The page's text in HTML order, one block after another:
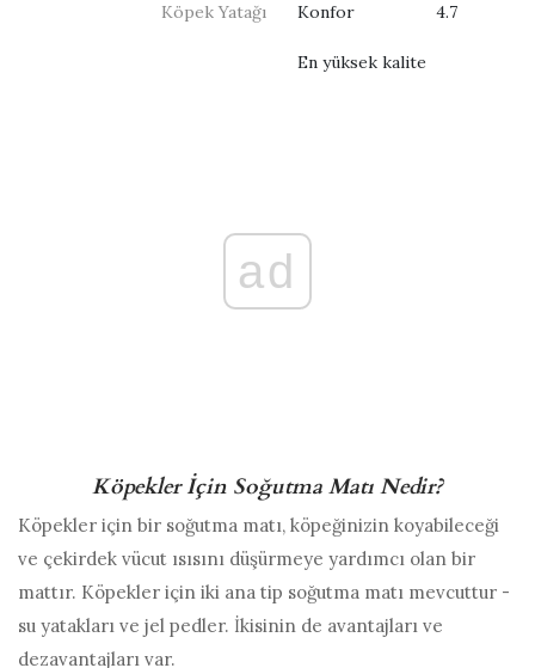
Köpek Yatağı
Konfor
En yüksek kalite
4.7
ad
Köpekler İçin Soğutma Matı Nedir?
Köpekler için bir soğutma matı, köpeğinizin koyabileceği
ve çekirdek vücut ısısını düşürmeye yardımcı olan bir
mattır. Köpekler için iki ana tip soğutma matı mevcuttur -
su yatakları ve jel pedler. İkisinin de avantajları ve
dezavantajları var.